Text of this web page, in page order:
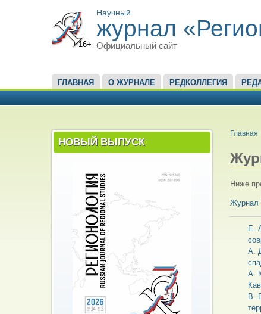
16+
Научный
журнал
Официальный сайт
ГЛАВНОЕ МЕНЮ
ГЛАВНАЯ О ЖУРНАЛЕ РЕДКОЛЛЕГИЯ
НОВЫЙ ВЫПУСК
ВЫ
Главная
Ниже
Журнал
Е.
А.
А.
В.